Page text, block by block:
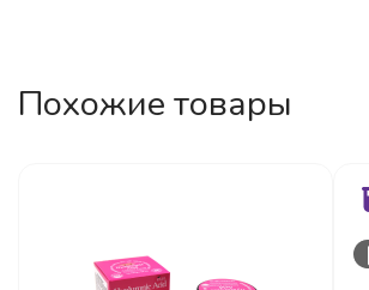
Похожие товары